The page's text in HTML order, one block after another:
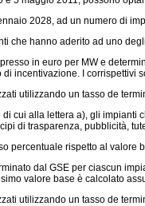
2028, ad un numero di
che hanno aderito ad uno
in euro per MW e
incentivazione. I
utilizzando un tasso de
cui alla lettera a), gli impianti
di trasparenza, pubblicità,
percentuale rispetto al valore
dal GSE per ciascun
valore base è calcolato
utilizzando un tasso de